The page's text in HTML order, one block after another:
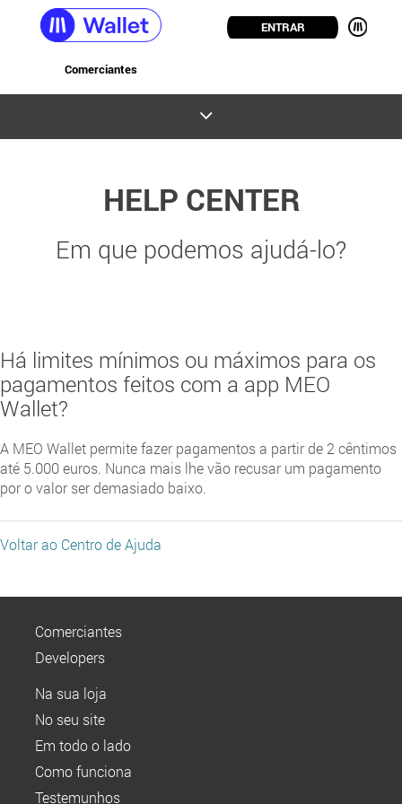
ENTRAR
Comerciantes
HELP CENTER
Em que podemos ajudá-lo?
Há limites mínimos ou máximos para os
pagamentos feitos com a app MEO
Wallet?
A MEO Wallet permite fazer pagamentos a partir de 2 cêntimos
até 5.000 euros. Nunca mais lhe vão recusar um pagamento
por o valor ser demasiado baixo.
Voltar ao Centro de Ajuda
Comerciantes
Developers
Na sua loja
No seu site
Em todo o lado
Como funciona
Testemunhos